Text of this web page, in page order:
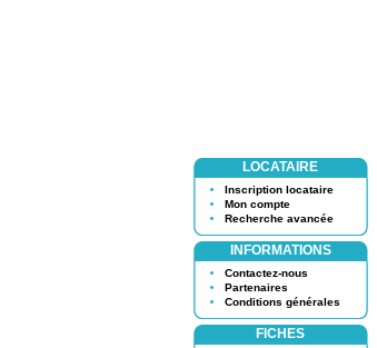
LOCATAIRE
Inscription locataire
Mon compte
Recherche avancée
INFORMATIONS
Contactez-nous
Partenaires
Conditions générales
FICHES